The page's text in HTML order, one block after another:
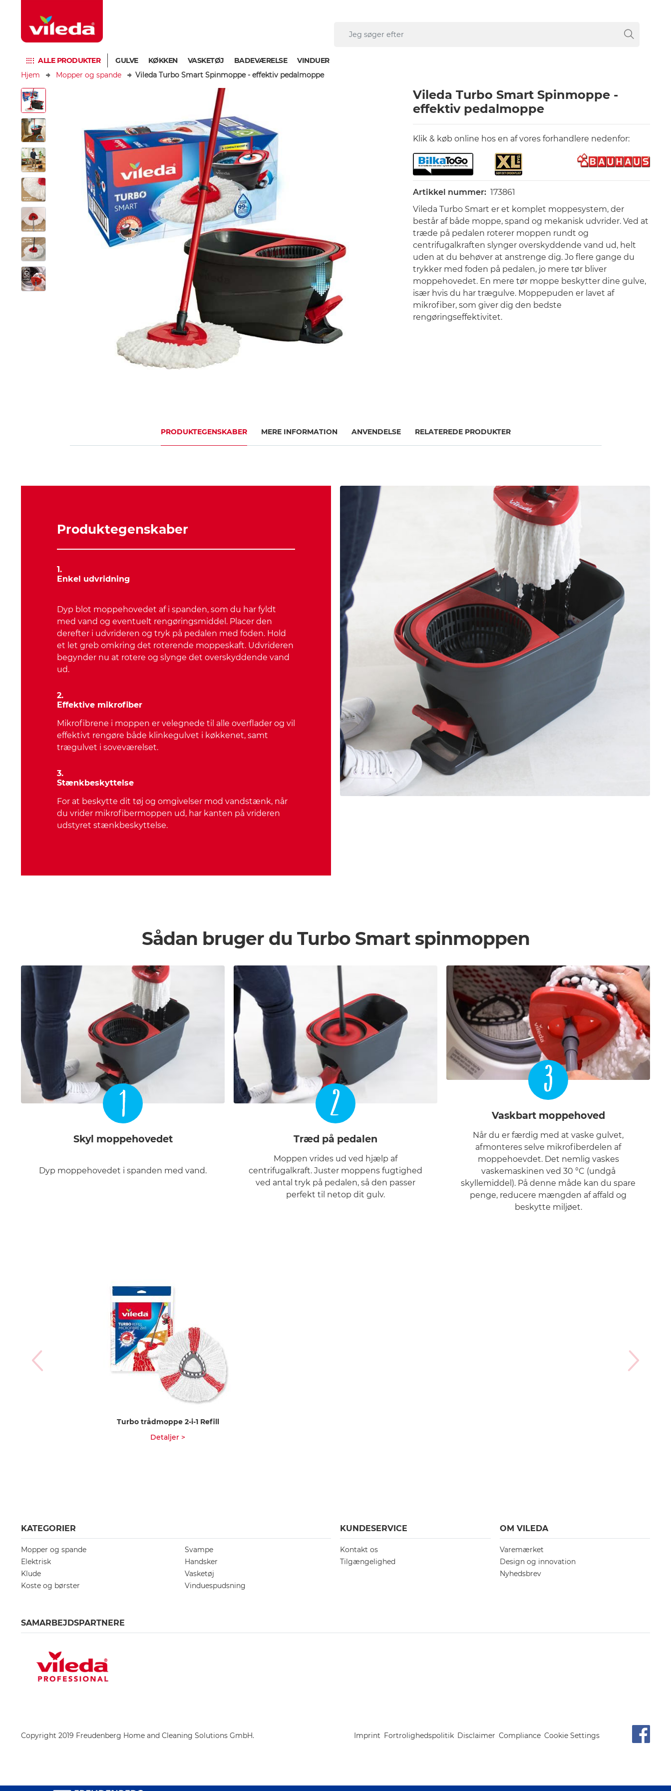
ALLE PRODUKTER GULVE KØKKEN VASKETØJ BADEVÆRELSE
VINDUER
Hjem
Mopper og spande Vileda Turbo Smart Spinmoppe - effektiv pedalmoppe
Vileda Turbo Smart Spinmoppe -
effektiv pedalmoppe
Klik & køb online hos en af vores forhandlere nedenfor:
Artikkel nummer:173861
Vileda Turbo Smart er et komplet moppesystem, der
består af både moppe, spand og mekanisk udvrider. Ved at
træde på pedalen roterer moppen rundt og
centrifugalkraften slynger overskyddende vand ud, helt
uden at du behøver at anstrenge dig. Jo flere gange du
trykker med foden på pedalen, jo mere tør bliver
moppehovedet. En mere tør moppe beskytter dine gulve,
især hvis du har trægulve. Moppepuden er lavet af
mikrofiber, som giver dig den bedste
rengøringseffektivitet.
PRODUKTEGENSKABER MERE INFORMATION ANVENDELSE RELATEREDE PRODUKTER
Produktegenskaber
1.
Enkel udvridning
Dyp blot moppehovedet af i spanden, som du har fyldt
med vand og eventuelt rengøringsmiddel. Placer den
derefter i udvrideren og tryk på pedalen med foden. Hold
et let greb omkring det roterende moppeskaft. Udvrideren
begynder nu at rotere og slynge det overskyddende vand
ud.
2.
Effektive mikrofiber
Mikrofibrene i moppen er velegnede til alle overflader og vil
effektivt rengøre både klinkegulvet i køkkenet, samt
trægulvet i soveværelset.
3.
Stænkbeskyttelse
For at beskytte dit tøj og omgivelser mod vandstænk, når
du vrider mikrofibermoppen ud, har kanten på vrideren
udstyret stænkbeskyttelse.
Sådan bruger du Turbo Smart spinmoppen
1
Skyl moppehovedet
Dyp moppehovedet i spanden med vand.
2
Træd på pedalen
Moppen vrides ud ved hjælp af
centrifugalkraft. Juster moppens fugtighed
ved antal tryk på pedalen, så den passer
perfekt til netop dit gulv.
3
Vaskbart moppehoved
Når du er færdig med at vaske gulvet,
afmonteres selve mikrofiberdelen af
moppehoevdet. Det nemlig vaskes
vaskemaskinen ved 30 °C (undgå
skyllemiddel). På denne måde kan du spare
penge, reducere mængden af ​​affald og
beskytte miljøet.
Turbo trådmoppe 2-i-1 Refill
Detaljer >
KATEGORIER
Mopper og spande
Elektrisk
Klude
Koste og børster
Svampe
Handsker
Vasketøj
Vinduespudsning
KUNDESERVICE
Kontakt os
Tilgængelighed
OM VILEDA
Varemærket
Design og innovation
Nyhedsbrev
SAMARBEJDSPARTNERE
Copyright 2019 Freudenberg Home and Cleaning Solutions GmbH. Imprint Fortrolighedspolitik Disclaimer Compliance Cookie Settings